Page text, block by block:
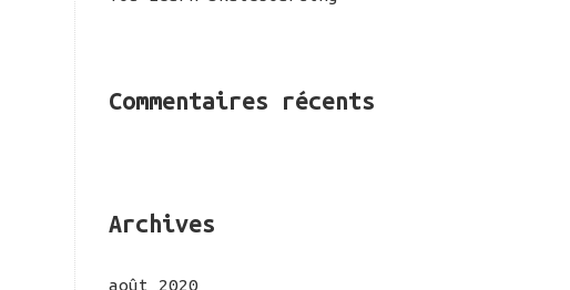
Commentaires récents
Archives
août 2020